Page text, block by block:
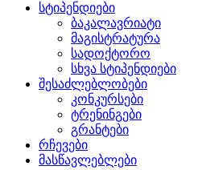
სტიპენდიები
ბაკალავრიატი
მაგისტრატურა
სადოქტორო
სხვა სტიპენდიები
შესაძლებლობები
კონკურსები
ტრენინგები
გრანტები
რჩევები
მასწავლებლები